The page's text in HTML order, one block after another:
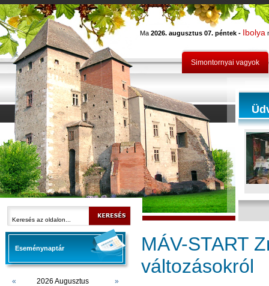
Ma 2026. augusztus 07. péntek - Ibolya
Simontornyai vagyok
Eseménynaptár
« 2026 Augusztus »
MÁV-START
változásokról